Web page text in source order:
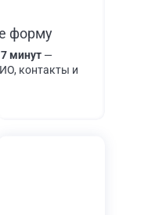
форму
минут —
контакты и